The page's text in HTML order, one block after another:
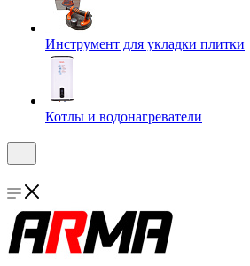
Инструмент для укладки плитки
Котлы и водонагреватели